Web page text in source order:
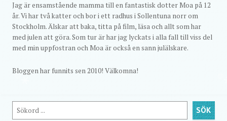
Jag är ensamstående mamma till en fantastisk dotter Moa på 12
år. Vi har två katter och bor i ett radhus i Sollentuna norr om
Stockholm. Älskar att baka, titta på film, läsa och allt som har
med julen att göra. Som tur är har jag lyckats i alla fall till viss del
med min uppfostran och Moa är också en sann julälskare.
Bloggen har funnits sen 2010! Välkomna!
Sök SÖK